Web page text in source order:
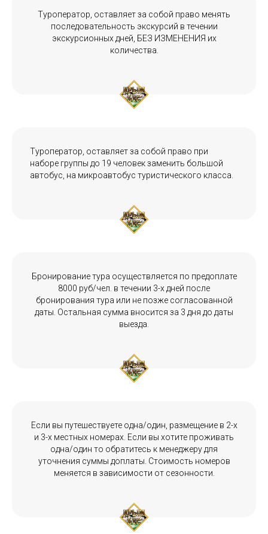
Туроператор, оставляет за собой право менять
последовательность экскурсий в течении
экскурсионных дней, БЕЗ ИЗМЕНЕНИЯ их
количества.
Туроператор, оставляет за собой право при
наборе группы до 19 человек заменить большой
автобус, на микроавтобус туристического класса.
Бронирование тура осуществляется по предоплате
8000 руб/чел. в течении 3-х дней после
бронирования тура или не позже согласованной
даты. Остальная сумма вносится за 3 дня до даты
выезда.
Если вы путешествуете одна/один, размещение в 2-х
и 3-х местных номерах. Если вы хотите проживать
одна/один то обратитесь к менеджеру для
уточнения суммы доплаты. Стоимость номеров
меняется в зависимости от сезонности.